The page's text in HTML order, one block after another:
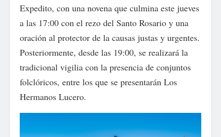
Expedito, con una novena que culmina este jueves
a las 17:00 con el rezo del Santo Rosario y una
oración al protector de la causas justas y urgentes.
Posteriormente, desde las 19:00, se realizará la
tradicional vigilia con la presencia de conjuntos
folclóricos, entre los que se presentarán Los
Hermanos Lucero.